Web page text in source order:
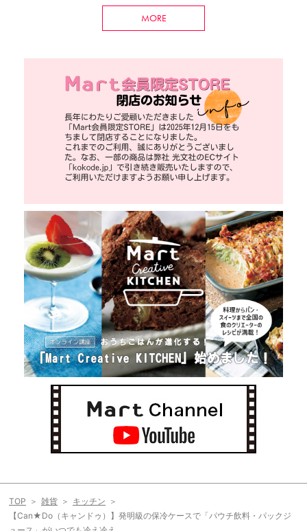
MORE
TOP 雑貨
キッチン
【Can★Do（キャンドゥ）】発明級の保冷ケースで「パウチ飲料・パックジ